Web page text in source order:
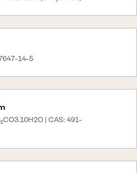
14-5
| CAS: 491-